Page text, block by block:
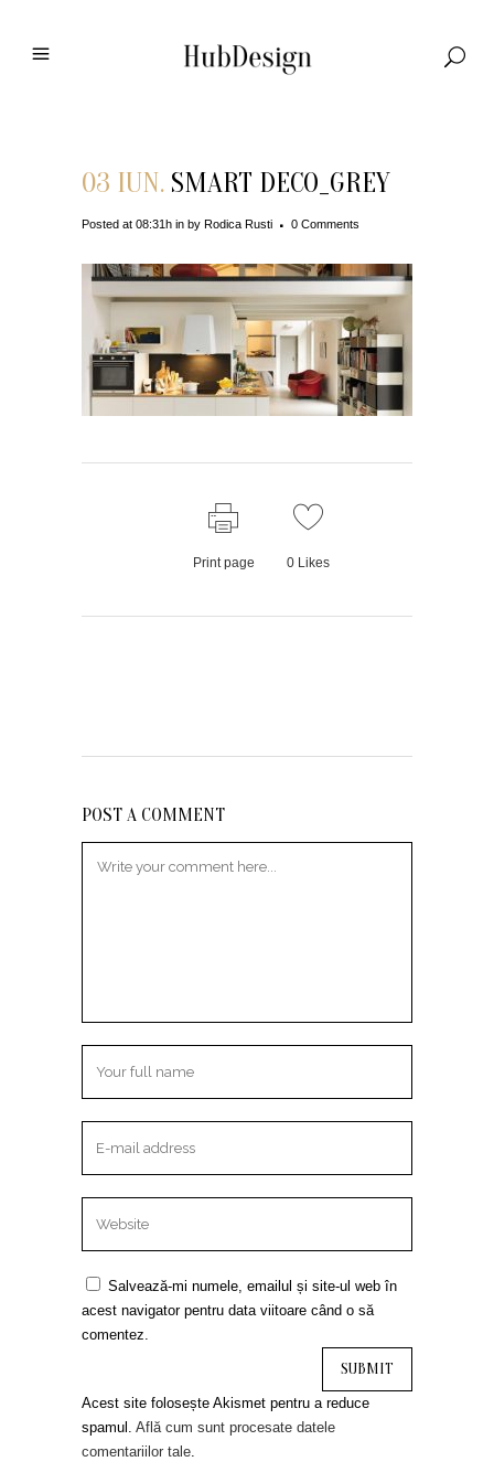
03 IUN. SMART DECO_GREY
Posted at 08:31h in by Rodica Rusti 0 Comments
Print page 0Likes
POST A COMMENT
Salvează-mi numele, emailul și site-ul web în
acest navigator pentru data viitoare când o să
comentez.
Acest site folosește Akismet pentru a reduce
spamul. Află cum sunt procesate datele
comentariilor tale.